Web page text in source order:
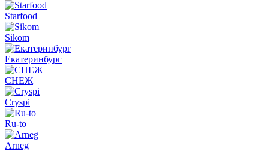
Starfood
Sikom
Екатеринбург
СНЕЖ
Cryspi
Ru-to
Arneg